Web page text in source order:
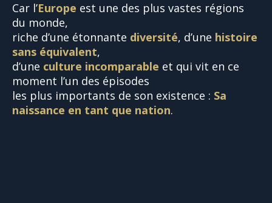
Car l’Europe est une des plus vastes régions
du monde,
riche d’une étonnante diversité, d’une histoire
sans équivalent,
d’une culture incomparable et qui vit en ce
moment l’un des épisodes
les plus importants de son existence : Sa
naissance en tant que nation.